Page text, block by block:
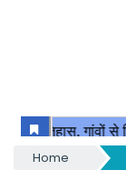
Home